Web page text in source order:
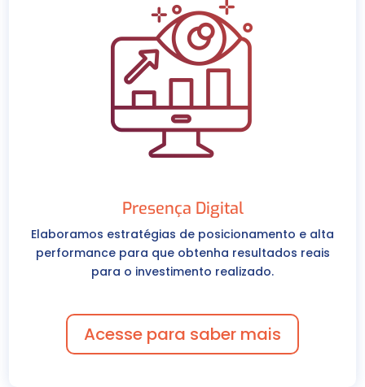
Presença Digital
Elaboramos estratégias de posicionamento e alta
performance para que obtenha resultados reais
para o investimento realizado.
Acesse para saber mais